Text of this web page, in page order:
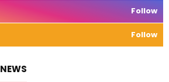
Follow
Follow